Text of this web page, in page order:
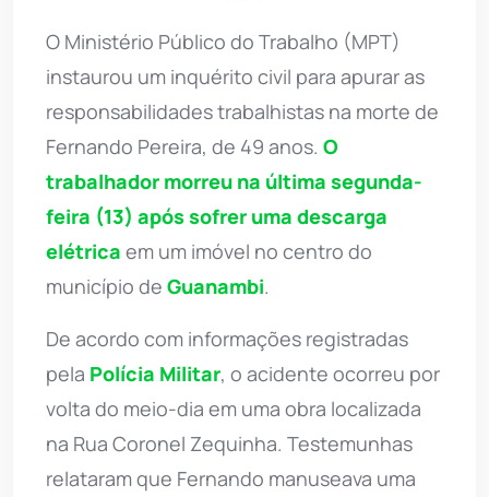
O Ministério Público do Trabalho (MPT)
instaurou um inquérito civil para apurar as
responsabilidades trabalhistas na morte de
Fernando Pereira, de 49 anos. O
trabalhador morreu na última segunda-
feira (13) após sofrer uma descarga
elétrica em um imóvel no centro do
município de Guanambi.
De acordo com informações registradas
pela Polícia Militar, o acidente ocorreu por
volta do meio-dia em uma obra localizada
na Rua Coronel Zequinha. Testemunhas
relataram que Fernando manuseava uma